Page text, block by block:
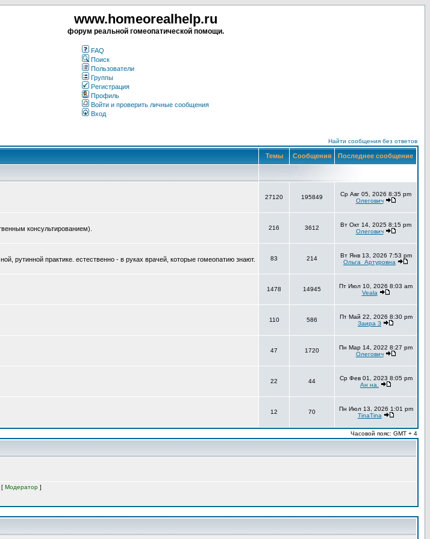
www.homeorealhelp.ru
форум реальной гомеопатической помощи.
FAQ
Поиск
Пользователи
Группы
Регистрация
Профиль
Войти и проверить личные сообщения
Вход
Найти сообщения без ответов
Темы Сообщения Последнее сообщение
27120 195849
Ср Авг 05, 2026 8:35 pm
Олегович
консультированием). 216 3612
Вт Окт 14, 2025 8:15 pm
Олегович
рутинной практике. естественно - в руках врачей, которые гомеопатию знают. 83 214
Вт Янв 13, 2026 7:53 pm
Ольга_Артуровна
1478 14945
Пт Июл 10, 2026 8:03 am
Veala
110 586
Пт Май 22, 2026 8:30 pm
Заира З
47 1720
Пн Мар 14, 2022 8:27 pm
Олегович
22 44
Ср Фев 01, 2023 8:05 pm
Ан на.
12 70
Пн Июл 13, 2026 1:01 pm
TinaTina
Часовой пояс: GMT + 4
Модератор ]